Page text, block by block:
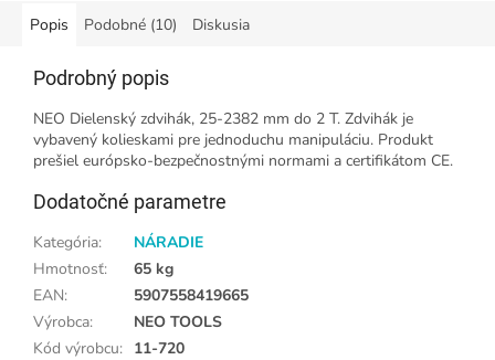
Popis Podobné (10) Diskusia
Podrobný popis
NEO Dielenský zdvihák, 25-2382 mm do 2 T. Zdvihák je
vybavený kolieskami pre jednoduchu manipuláciu. Produkt
prešiel európsko-bezpečnostnými normami a certifikátom CE.
Dodatočné parametre
Kategória:
NÁRADIE
Hmotnosť:
65 kg
EAN:
5907558419665
Výrobca:
NEO TOOLS
Kód výrobcu: 11-720